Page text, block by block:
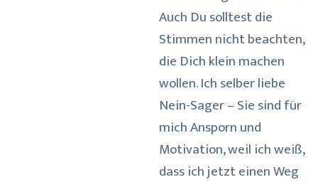
Auch Du solltest die
Stimmen nicht beachten,
die Dich klein machen
wollen. Ich selber liebe
Nein-Sager – Sie sind für
mich Ansporn und
Motivation, weil ich weiß,
dass ich jetzt einen Weg